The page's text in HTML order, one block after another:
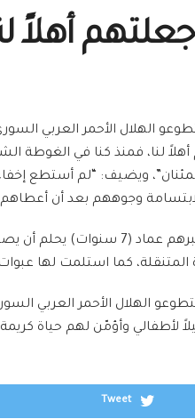
أهلاً
متطوعو الهلال الأحمر العربي
فمنذ كنا في الغوطة الشرقية
ويضيف: “لم أستطع
وجوههم بعد أن
المتنقلة، كما استلمت لها
الهلال الأحمر العربي
وأؤمّن لهم حياة كريمة”
Tweet